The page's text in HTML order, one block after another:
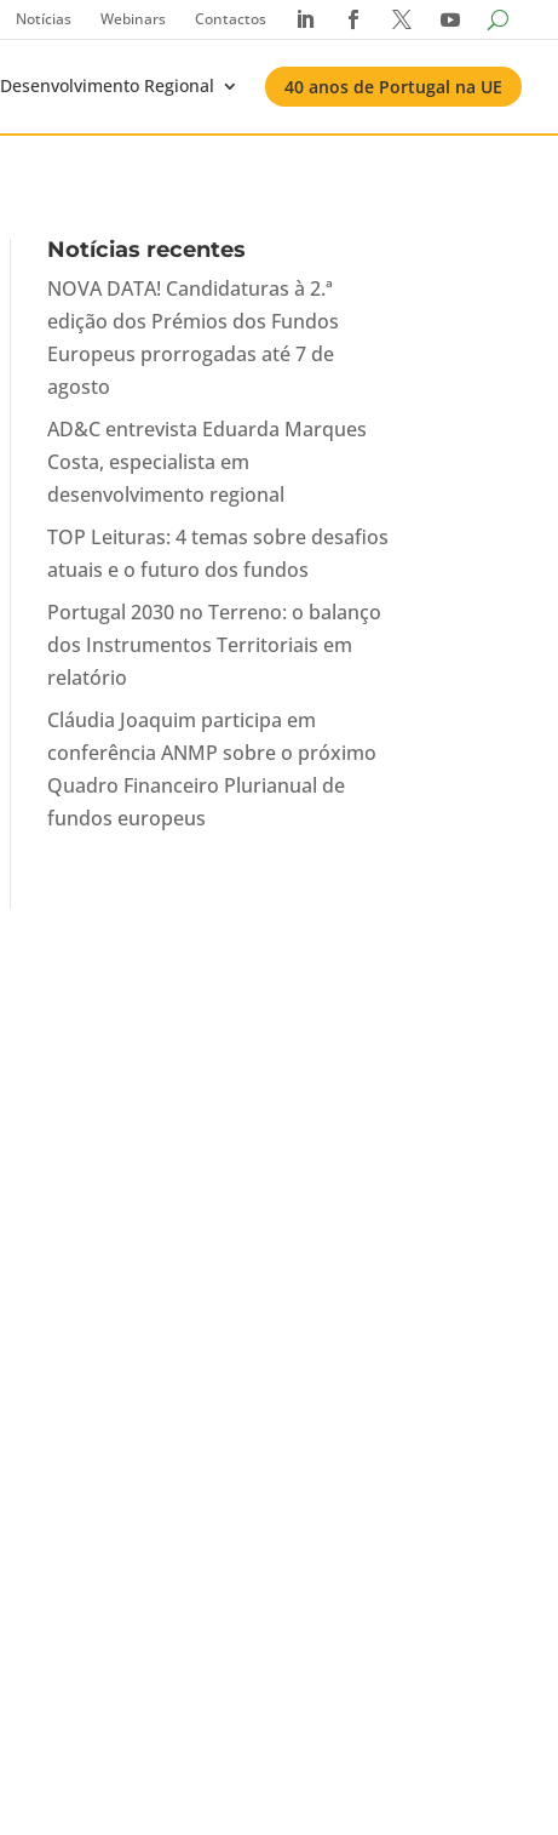
Notícias Webinars Contactos    
Desenvolvimento Regional 40 anos de Portugal na UE
Notícias recentes
NOVA DATA! Candidaturas à 2.ª
edição dos Prémios dos Fundos
Europeus prorrogadas até 7 de
agosto
AD&C entrevista Eduarda Marques
Costa, especialista em
desenvolvimento regional
TOP Leituras: 4 temas sobre desafios
atuais e o futuro dos fundos
Portugal 2030 no Terreno: o balanço
dos Instrumentos Territoriais em
relatório
Cláudia Joaquim participa em
conferência ANMP sobre o próximo
Quadro Financeiro Plurianual de
fundos europeus